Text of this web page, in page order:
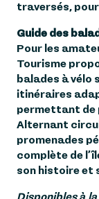
traversés,
Guide des
Pour les
Tourisme
balades à vélo
itinéraires
permettant de
Alternant
promenades
complète de
son histoire et
Disponibles à